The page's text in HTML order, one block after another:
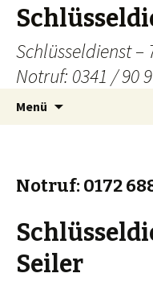
Schlüsseldienst –
Notruf: 0341 / 90
Menü
Notruf: 0172
Seiler